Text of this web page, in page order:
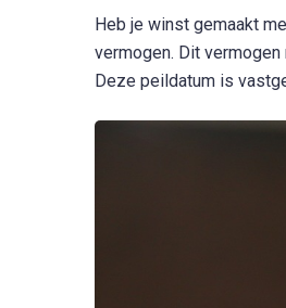
Heb je winst gemaakt
vermogen. Dit
Deze peildatum is